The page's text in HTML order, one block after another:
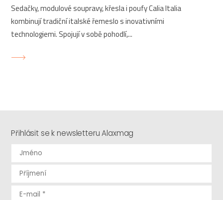
Sedačky, modulové soupravy, křesla i poufy Calia Italia
kombinují tradiční italské řemeslo s inovativními
technologiemi. Spojují v sobě pohodlí,...
Přihlásit se k newsletteru Alaxmag